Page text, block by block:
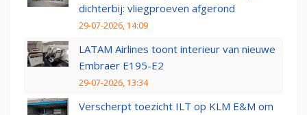
dichterbij: vliegproeven afgerond
29-07-2026, 14:09
LATAM Airlines toont interieur van nieuwe
Embraer E195-E2
29-07-2026, 13:34
Verscherpt toezicht ILT op KLM E&M om